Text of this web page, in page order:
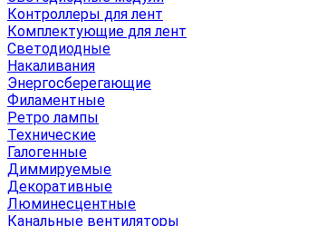
Контроллеры для лент
Комплектующие для лент
Светодиодные
Накаливания
Энергосберегающие
Филаментные
Ретро лампы
Технические
Галогенные
Диммируемые
Декоративные
Люминесцентные
Канальные вентиляторы